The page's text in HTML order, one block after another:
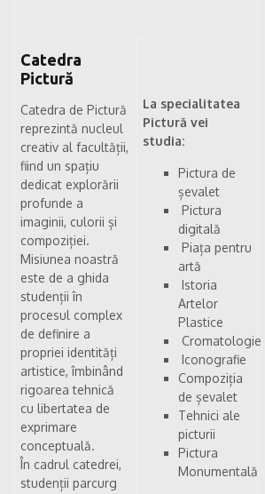
Catedra
Pictură
Catedra de Pictură
reprezintă nucleul
creativ al facultății,
fiind un spațiu
dedicat explorării
profunde a
imaginii, culorii și
compoziției.
Misiunea noastră
este de a ghida
studenții în
procesul complex
de definire a
propriei identități
artistice, îmbinând
rigoarea tehnică
cu libertatea de
exprimare
conceptuală.
În cadrul catedrei,
studenții parcurg
La specialitatea
Pictură vei
studia:
Pictura de
șevalet
Pictura
digitală
Piața pentru
artă
Istoria
Artelor
Plastice
Cromatologie
Iconografie
Compoziția
de șevalet
Tehnici ale
picturii
Pictura
Monumentală